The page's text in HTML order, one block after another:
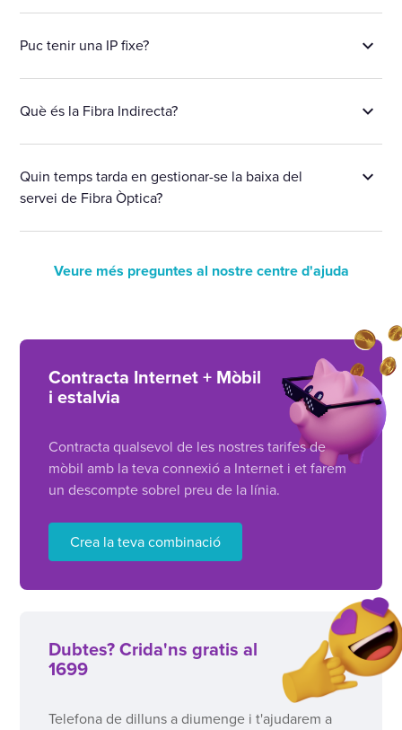
Puc tenir una IP fixe?
Què és la Fibra Indirecta?
Quin temps tarda en gestionar-se la baixa del
servei de Fibra Òptica?
Veure més preguntes al nostre centre d'ajuda
Contracta Internet + Mòbil
i estalvia
Contracta qualsevol de les nostres tarifes de
mòbil amb la teva connexió a Internet i et farem
un descompte sobrel preu de la línia.
Crea la teva combinació
Dubtes? Crida'ns gratis al
1699
Telefona de dilluns a diumenge i t'ajudarem a